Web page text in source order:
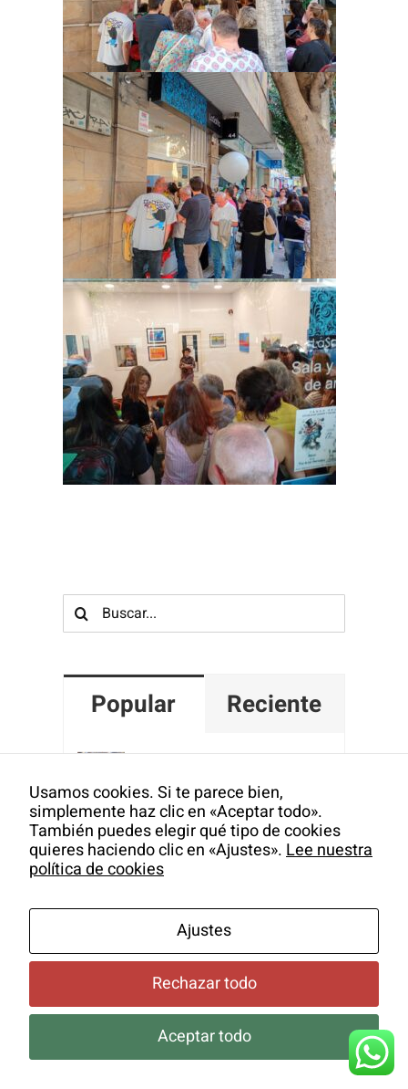
Buscar:
Popular Reciente
decoración de cerámica
en Gijón
octubre 5th, 2020
niños en Gijón
Curso de pintura para
adultos en Gijón
Usamos cookies. Si te parece bien,
simplemente haz clic en «Aceptar todo».
También puedes elegir qué tipo de cookies
quieres haciendo clic en «Ajustes».Lee nuestra
política de cookies
Ajustes
Rechazar todo
Aceptar todo